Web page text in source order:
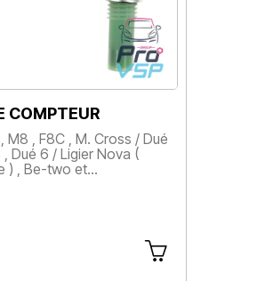
COMPTEUR
M8 , F8C , M. Cross / Dué
Dué 6 / Ligier Nova (
) , Be-two et…